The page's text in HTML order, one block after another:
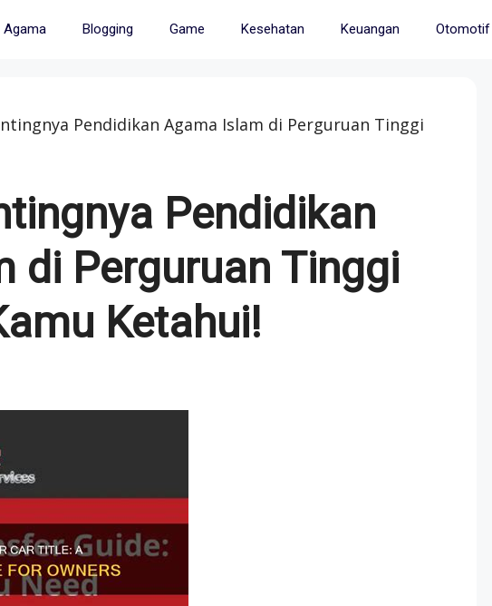
Agama Blogging Game Kesehatan Keuangan Otomotif
Pendidikan Agama Islam di Perguruan Tinggi
Pendidikan
di Perguruan Tinggi
Ketahui!